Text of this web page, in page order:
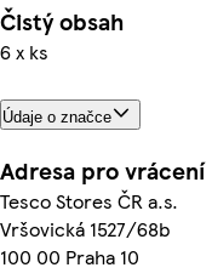
Čistý obsah
6 x ks
Údaje o značce
Adresa pro vrácení
Tesco Stores ČR a.s.
Vršovická 1527/68b
100 00 Praha 10